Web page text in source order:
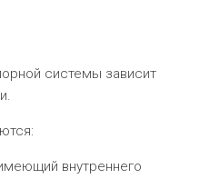
системы зависит
внутреннего